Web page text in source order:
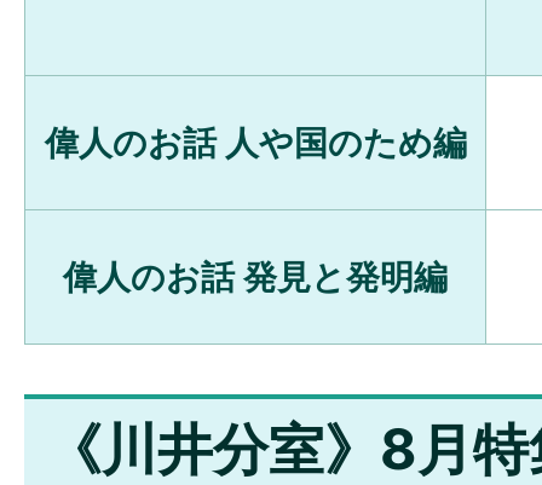
偉人のお話 人や国のため編
偉人のお話 発見と発明編
《川井分室》8月